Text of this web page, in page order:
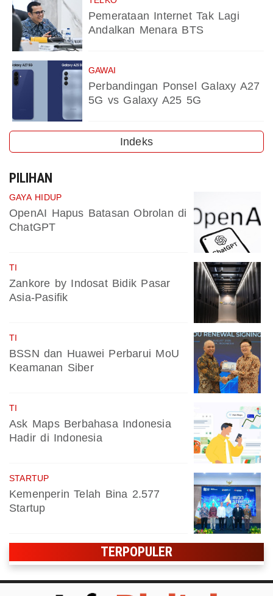
Pemerataan Internet Tak Lagi
Andalkan Menara BTS
GAWAI
Perbandingan Ponsel Galaxy A27
5G vs Galaxy A25 5G
Indeks
PILIHAN
GAYA HIDUP
OpenAI Hapus Batasan Obrolan di
ChatGPT
TI
Zankore by Indosat Bidik Pasar
Asia-Pasifik
TI
BSSN dan Huawei Perbarui MoU
Keamanan Siber
TI
Ask Maps Berbahasa Indonesia
Hadir di Indonesia
STARTUP
Kemenperin Telah Bina 2.577
Startup
TERPOPULER